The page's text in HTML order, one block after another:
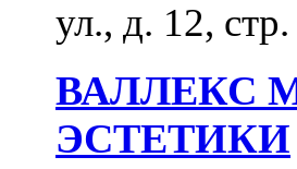
ул., д. 12,
ВАЛЛЕКС
ЭСТЕТИКИ